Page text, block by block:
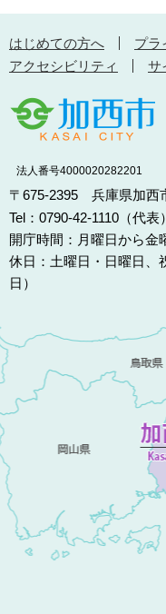
はじめての方へ
プラ
アクセシビリティ
サ
法人番号4000020282201
〒675-2395 兵庫県加西
Tel：0790-42-1110（代表）
開庁時間：月曜日から金
休日：土曜日・日曜日
日）